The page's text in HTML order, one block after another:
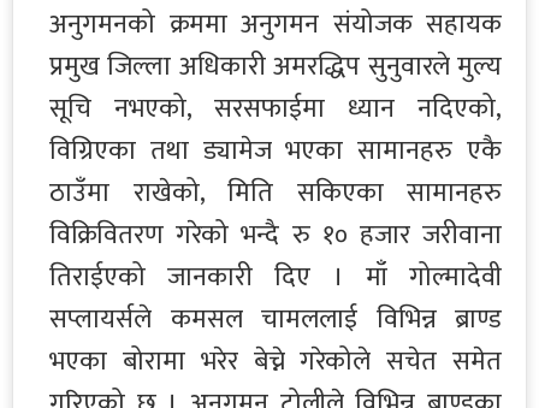
अनुगमनको क्रममा अनुगमन संयोजक सहायक
प्रमुख जिल्ला अधिकारी अमरद्धिप सुनुवारले मुल्य
सूचि नभएको, सरसफाईमा ध्यान नदिएको,
विग्रिएका तथा ड्यामेज भएका सामानहरु एकै
ठाउँमा राखेको, मिति सकिएका सामानहरु
विक्रिवितरण गरेको भन्दै रु १० हजार जरीवाना
तिराईएको जानकारी दिए । माँ गोल्मादेवी
सप्लायर्सले कमसल चामललाई विभिन्न ब्राण्ड
भएका बोरामा भरेर बेच्ने गरेकोले सचेत समेत